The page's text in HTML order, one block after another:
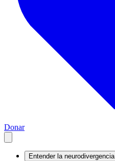
Donar
Entender la neurodivergencia